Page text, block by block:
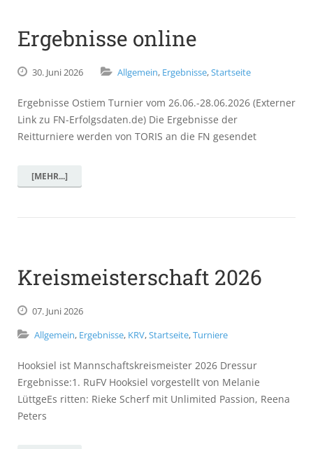
Ergebnisse online
30. Juni2026 Allgemein, Ergebnisse,Startseite
Ergebnisse Ostiem Turnier vom 26.06.-28.06.2026 (Externer
Link zu FN-Erfolgsdaten.de) Die Ergebnisse der
Reitturniere werden von TORIS an die FN gesendet
[MEHR...]
Kreismeisterschaft 2026
07. Juni2026
Allgemein, Ergebnisse, KRV,Startseite,Turniere
Hooksiel ist Mannschaftskreismeister 2026 Dressur
Ergebnisse:1. RuFV Hooksiel vorgestellt von Melanie
LüttgeEs ritten: Rieke Scherf mit Unlimited Passion, Reena
Peters